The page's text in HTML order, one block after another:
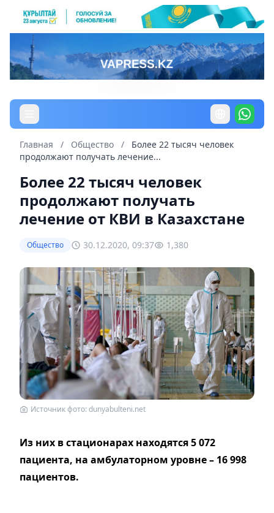
Главная / Общество /
Более 22 тысяч человек
продолжают получать лечение...
Более 22 тысяч человек
продолжают получать
лечение от КВИ в Казахстане
Общество 30.12.2020, 09:37 1,380
Источник фото: dunyabulteni.net
Из них в стационарах находятся 5 072
пациента, на амбулаторном уровне – 16 998
пациентов.